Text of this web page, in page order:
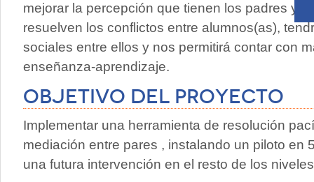
mejorar la percepción que tienen los padres y
resuelven los conflictos entre alumnos(as),
sociales entre ellos y nos permitirá contar con
enseñanza-aprendizaje.
Objetivo del proyecto
Implementar una herramienta de resolución
mediación entre pares , instalando un piloto en
una futura intervención en el resto de los